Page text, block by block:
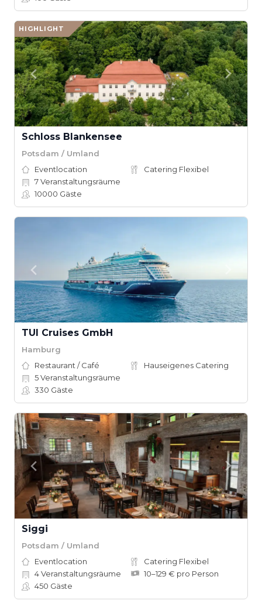
HIGHLIGHT
Schloss Blankensee
Potsdam / Umland
Eventlocation
Catering Flexibel
7Veranstaltungsräume
10000 Gäste
TUI Cruises GmbH
Hamburg
Restaurant / Café
Hauseigenes Catering
5Veranstaltungsräume
330 Gäste
Siggi
Potsdam / Umland
Eventlocation
Catering Flexibel
4Veranstaltungsräume
10–129 € pro Person
450 Gäste